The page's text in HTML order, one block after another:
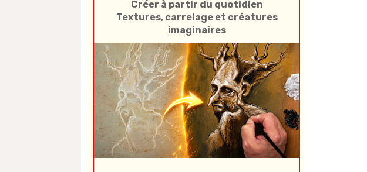
Créer à partir du quotidien
Textures, carrelage et créatures
imaginaires